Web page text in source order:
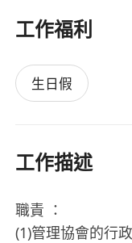
工作福利
生日假
工作描述
職責 ：
(1)管理協會的行